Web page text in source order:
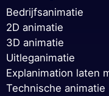
Bedrijfsanimatie
2D animatie
3D animatie
Uitleganimatie
Explanimation laten
Technische animatie